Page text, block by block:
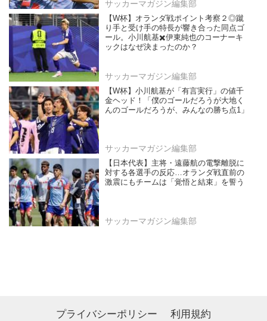
サッカーマガジン編集部
【W杯】オランダ戦ポイント考察２◎蹴
り手と受け手の特長が響き合った同点ゴ
ール。小川航基✖️伊東純也のコーナーキ
ックはなぜ決まったのか？
サッカーマガジン編集部
【W杯】小川航基が「有言実行」の値千
金ヘッド！「僕のゴールだろうが大地く
んのゴールだろうが、みんなの勝ち点1」
サッカーマガジン編集部
【日本代表】主将・遠藤航の電撃離脱に
対する各選手の反応…オランダ戦直前の
激震にもチームは「覚悟と結束」を誓う
サッカーマガジン編集部
プライバシーポリシー 利用規約